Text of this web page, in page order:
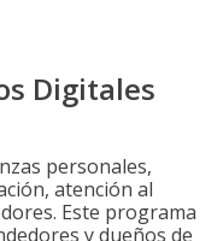
Digitales
personales,
atención al
Este programa
y dueños de